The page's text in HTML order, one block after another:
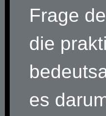
Frage
die
es